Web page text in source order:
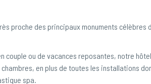
proche des principaux monuments célèbres
couple ou de vacances reposantes, notre hôtel
en plus de toutes les installations
spa.